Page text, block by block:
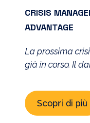
CRISIS
ADVANTAGE
La prossima
già in corso. Il
operatività del
Management.
organizzato da
Scopri di più